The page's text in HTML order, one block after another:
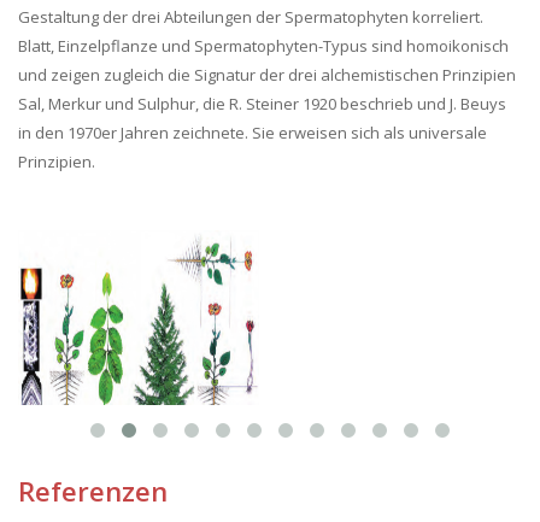
Gestaltung der drei Abteilungen der Spermatophyten korreliert.
Blatt, Einzelpflanze und Spermatophyten-Typus sind homoikonisch
und zeigen zugleich die Signatur der drei alchemistischen Prinzipien
Sal, Merkur und Sulphur, die R. Steiner 1920 beschrieb und J. Beuys
in den 1970er Jahren zeichnete. Sie erweisen sich als universale
Prinzipien.
Referenzen